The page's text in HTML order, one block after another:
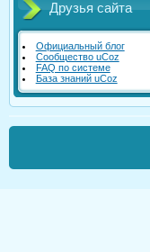
Друзья сайта
Официальный блог
Сообщество uCoz
FAQ по системе
База знаний uCoz